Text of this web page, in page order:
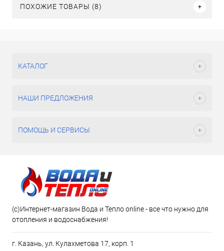
ПОХОЖИЕ ТОВАРЫ (8)
КАТАЛОГ
НАШИ ПРЕДЛОЖЕНИЯ
ПОМОЩЬ И СЕРВИСЫ
(c)Интернет-магазин Вода и Тепло online - все что нужно для
отопления и водоснабжения!
г. Казань, ул. Кулахметова 17, корп. 1